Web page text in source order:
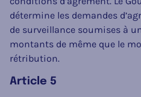
détermine les demandes
de surveillance soumises à
montants de même que le
rétribution.
Article 5